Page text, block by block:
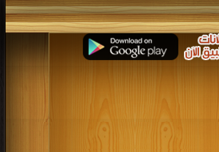
كتب 1968
كتب 1967
كتب 1964
كتب 1963
كتب 1960
كتب 1959
كتب 1952
كتب 1951